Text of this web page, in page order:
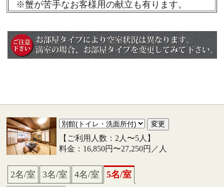
※蟹が苦手なお客様用の献立も有ります。
【ご利用人数：2人〜5人】
料金：16,850円〜27,250円／人
2名/室 3名/室 4名/室 5名/室